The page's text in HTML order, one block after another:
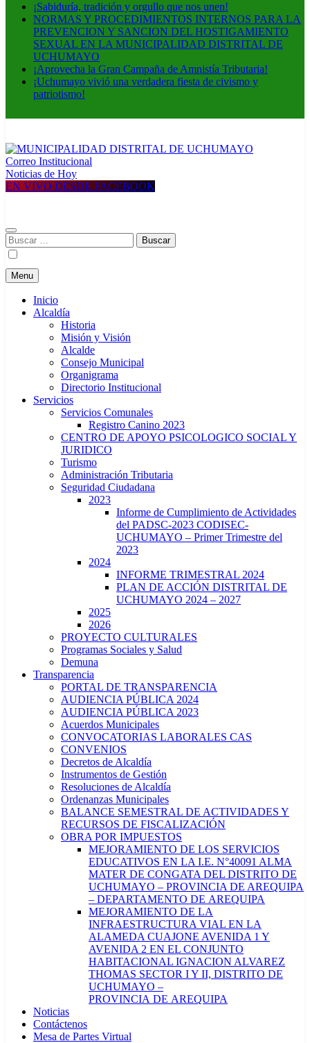
¡Sabiduría, tradición y orgullo que nos unen!
NORMAS Y PROCEDIMIENTOS INTERNOS PARA LA
PREVENCION Y SANCION DEL HOSTIGAMIENTO
SEXUAL EN LA MUNICIPALIDAD DISTRITAL DE
UCHUMAYO
¡Aprovecha la Gran Campaña de Amnistía Tributaria!
¡Uchumayo vivió una verdadera fiesta de civismo y
patriotismo!
MUNICIPALIDAD DISTRITAL DE UCHUMAYO
Construyendo una nueva Historia
Correo Institucional
Noticias de Hoy
EN VIVO DESDE FACEBOOK
Buscar:
Menu
Inicio
Alcaldía
Historia
Misión y Visión
Alcalde
Consejo Municipal
Organigrama
Directorio Institucional
Servicios
Servicios Comunales
Registro Canino 2023
CENTRO DE APOYO PSICOLOGICO SOCIAL Y
JURIDICO
Turismo
Administración Tributaria
Seguridad Ciudadana
2023
Informe de Cumplimiento de Actividades
del PADSC-2023 CODISEC-
UCHUMAYO – Primer Trimestre del
2023
2024
INFORME TRIMESTRAL 2024
PLAN DE ACCIÓN DISTRITAL DE
UCHUMAYO 2024 – 2027
2025
2026
PROYECTO CULTURALES
Programas Sociales y Salud
Demuna
Transparencia
PORTAL DE TRANSPARENCIA
AUDIENCIA PÚBLICA 2024
AUDIENCIA PÚBLICA 2023
Acuerdos Municipales
CONVOCATORIAS LABORALES CAS
CONVENIOS
Decretos de Alcaldía
Instrumentos de Gestión
Resoluciones de Alcaldía
Ordenanzas Municipales
BALANCE SEMESTRAL DE ACTIVIDADES Y
RECURSOS DE FISCALIZACIÓN
OBRA POR IMPUESTOS
MEJORAMIENTO DE LOS SERVICIOS
EDUCATIVOS EN LA I.E. N°40091 ALMA
MATER DE CONGATA DEL DISTRITO DE
UCHUMAYO – PROVINCIA DE AREQUIPA
– DEPARTAMENTO DE AREQUIPA
MEJORAMIENTO DE LA
INFRAESTRUCTURA VIAL EN LA
ALAMEDA CUAJONE AVENIDA 1 Y
AVENIDA 2 EN EL CONJUNTO
HABITACIONAL IGNACION ALVAREZ
THOMAS SECTOR I Y II, DISTRITO DE
UCHUMAYO –
PROVINCIA DE AREQUIPA
Noticias
Contáctenos
Mesa de Partes Virtual